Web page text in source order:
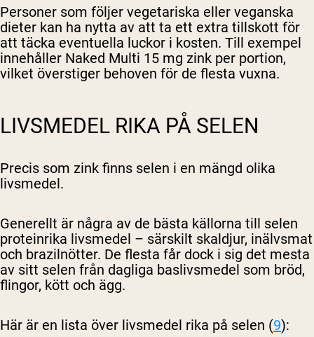
Personer som följer vegetariska eller veganska
dieter kan ha nytta av att ta ett extra tillskott för
att täcka eventuella luckor i kosten. Till exempel
innehåller Naked Multi 15 mg zink per portion,
vilket överstiger behoven för de flesta vuxna.
LIVSMEDEL RIKA PÅ SELEN
Precis som zink finns selen i en mängd olika
livsmedel.
Generellt är några av de bästa källorna till selen
proteinrika livsmedel – särskilt skaldjur, inälvsmat
och brazilnötter. De flesta får dock i sig det mesta
av sitt selen från dagliga baslivsmedel som bröd,
flingor, kött och ägg.
Här är en lista över livsmedel rika på selen (9):